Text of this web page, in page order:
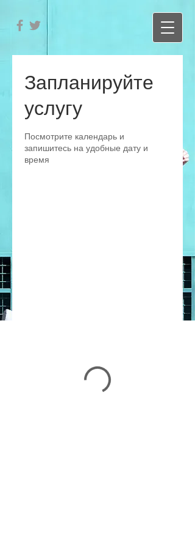
Запланируйте
услугу
Посмотрите календарь и
запишитесь на удобные дату и
время